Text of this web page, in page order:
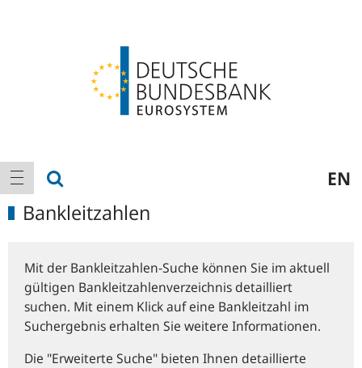
Hauptnavigation
Navigation anzeigen EN
Bankleitzahlen
Mit der Bankleitzahlen-Suche können Sie im aktuell
gültigen Bankleitzahlenverzeichnis detailliert
suchen. Mit einem Klick auf eine Bankleitzahl im
Suchergebnis erhalten Sie weitere Informationen.
Die "Erweiterte Suche" bieten Ihnen detaillierte